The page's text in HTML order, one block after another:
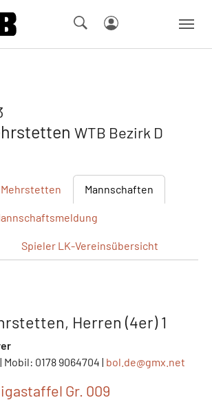
WTB Bezirk D
Mehrstetten Mannschaften
Spieler LK-Vereinsübersicht
Herren (4er) 1
0178 9064704 | bol.de@gmx.net
Gr. 009